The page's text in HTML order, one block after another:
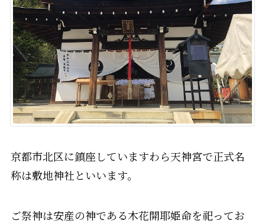
京都市北区に鎮座していますわら天神宮で正式名
称は敷地神社といいます。
ご祭神は安産の神である木花開耶姫命を祀ってお